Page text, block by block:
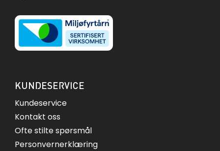
KUNDESERVICE
Kundeservice
Kontakt oss
Ofte stilte spørsmål
Personvernerklæring